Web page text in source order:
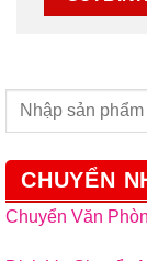
CHUYỂN
Chuyển Văn